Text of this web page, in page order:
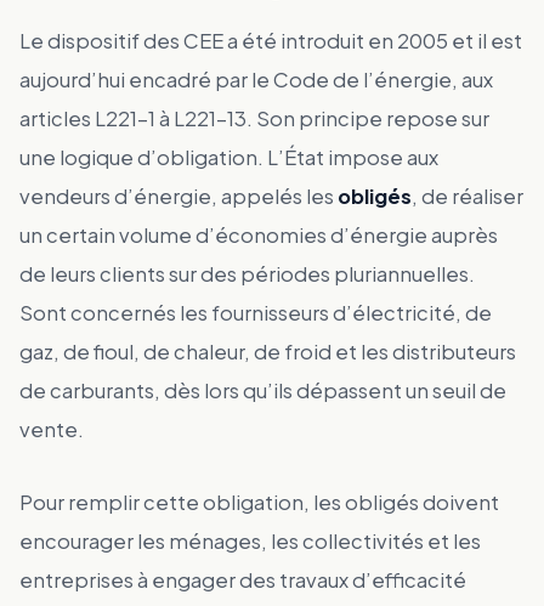
Le dispositif des CEE a été introduit en 2005 et il est
aujourd’hui encadré par le Code de l’énergie, aux
articles L221-1 à L221-13. Son principe repose sur
une logique d’obligation. L’État impose aux
vendeurs d’énergie, appelés les obligés, de réaliser
un certain volume d’économies d’énergie auprès
de leurs clients sur des périodes pluriannuelles.
Sont concernés les fournisseurs d’électricité, de
gaz, de fioul, de chaleur, de froid et les distributeurs
de carburants, dès lors qu’ils dépassent un seuil de
vente.
Pour remplir cette obligation, les obligés doivent
encourager les ménages, les collectivités et les
entreprises à engager des travaux d’efficacité